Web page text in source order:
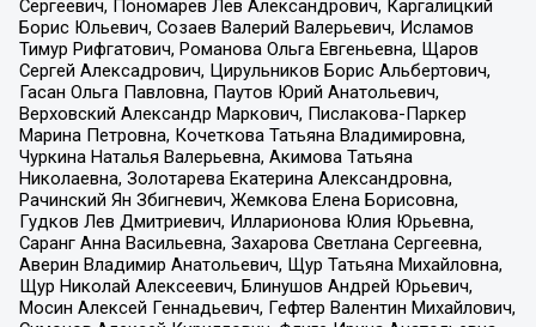
Сергеевич, Пономарев Лев Александрович, Каргалицкий
Борис Юльевич, Созаев Валерий Валерьевич, Исламов
Тимур Рифгатович, Романова Ольга Евгеньевна, Щаров
Сергей Алексадрович, Цирульников Борис Альбертович,
Гасан Ольга Павловна, Паутов Юрий Анатольевич,
Верховский Александр Маркович, Пислакова-Паркер
Марина Петровна, Кочеткова Татьяна Владимировна,
Чуркина Наталья Валерьевна, Акимова Татьяна
Николаевна, Золотарева Екатерина Александровна,
Рачинский Ян Збигневич, Жемкова Елена Борисовна,
Гудков Лев Дмитриевич, Илларионова Юлия Юрьевна,
Саранг Анна Васильевна, Захарова Светлана Сергеевна,
Аверин Владимир Анатольевич, Щур Татьяна Михайловна,
Щур Николай Алексеевич, Блинушов Андрей Юрьевич,
Мосин Алексей Геннадьевич, Гефтер Валентин Михайлович,